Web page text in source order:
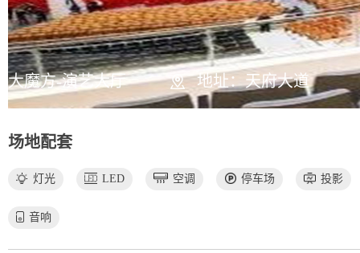
大魔方-演艺大厅 地址：天府大道
场地配套
灯光 LED 空调 停车场 投影
音响